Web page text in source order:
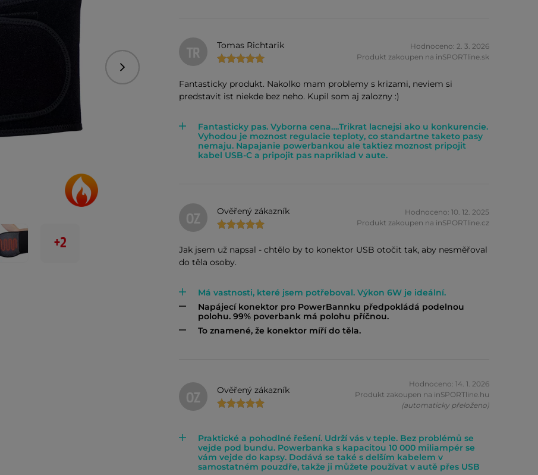
Následující
+2
TR Tomas Richtarik
Hodnoceno: 2. 3. 2026
Produkt zakoupen na inSPORTline.sk
Fantasticky produkt. Nakolko mam problemy s krizami, neviem si
predstavit ist niekde bez neho. Kupil som aj zalozny :)
Fantasticky pas. Vyborna cena….Trikrat lacnejsi ako u konkurencie.
Vyhodou je moznost regulacie teploty, co standartne taketo pasy
nemaju. Napajanie powerbankou ale taktiez moznost pripojit
kabel USB-C a pripojit pas napriklad v aute.
OZ Ověřený zákazník
Hodnoceno: 10. 12. 2025
Produkt zakoupen na inSPORTline.cz
Jak jsem už napsal - chtělo by to konektor USB otočit tak, aby nesměřoval
do těla osoby.
Má vastnosti, které jsem potřeboval. Výkon 6W je ideální.
Napájecí konektor pro PowerBannku předpokládá podelnou
polohu. 99% poverbank má polohu příčnou.
To znamené, že konektor míří do těla.
OZ Ověřený zákazník
Hodnoceno: 14. 1. 2026
Produkt zakoupen na inSPORTline.hu
(automaticky přeloženo)
Praktické a pohodlné řešení. Udrží vás v teple. Bez problémů se
vejde pod bundu. Powerbanka s kapacitou 10 000 miliampér se
vám vejde do kapsy. Dodává se také s delším kabelem v
samostatném pouzdře, takže ji můžete používat v autě přes USB